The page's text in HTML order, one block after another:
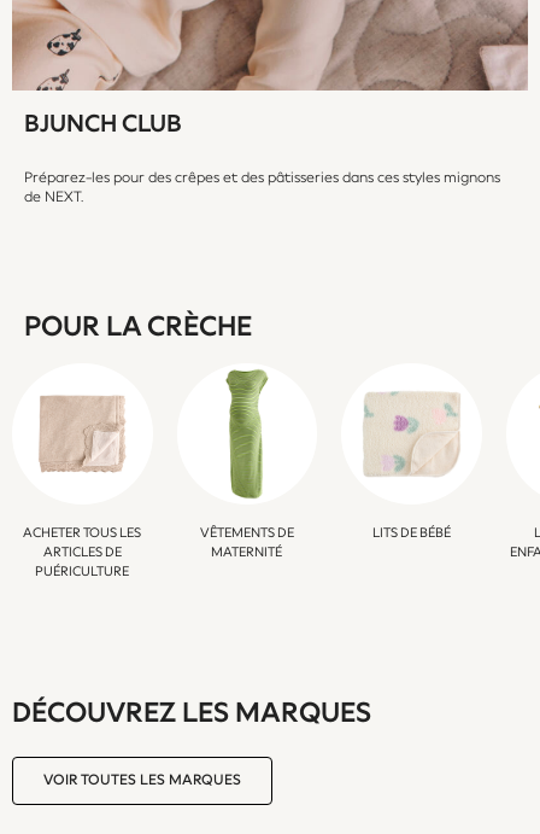
Sets & Outfits
Trousers & Chinos
Sweatshirts & Hoodies
Tops
Jeans
Dungarees
All Holiday Shop
Tops & T-Shirts
Sandals & Sliders
Rash Vests
Sun Safe Swimwear
Sun Hats & Caps
Denim Jackets
Fleeces
Puffers
BJUNCH CLUB
Préparez-les pour des crêpes et des pâtisseries dans ces styles mignons
de NEXT.
POUR LA CRÈCHE
ACHETER TOUS LES
ARTICLES DE
PUÉRICULTURE
VÊTEMENTS DE
MATERNITÉ
LITS DE BÉBÉ
DÉCOUVREZ LES MARQUES
VOIR TOUTES LES MARQUES